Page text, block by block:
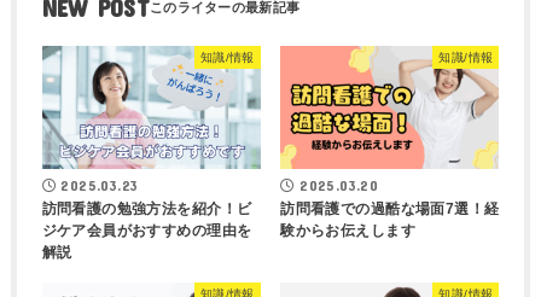
NEW POST
知識/情報
2025.03.23
訪問看護の勉強方法を紹介！ビ
ジケア会員がおすすめの理由を
解説
知識/情報
2025.03.20
訪問看護での過酷な場面7選！経
験からお伝えします
知識/情報 知識/情報